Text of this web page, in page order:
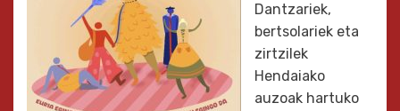
Dantzariek,
bertsolariek eta
zirtzilek
Hendaiako
auzoak hartuko